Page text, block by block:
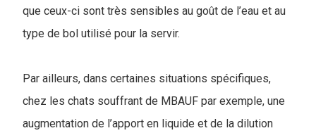
que ceux-ci sont très sensibles au goût de l’eau et au
type de bol utilisé pour la servir.
Par ailleurs, dans certaines situations spécifiques,
chez les chats souffrant de MBAUF par exemple, une
augmentation de l’apport en liquide et de la dilution